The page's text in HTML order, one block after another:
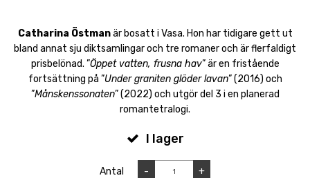
Catharina Östmanär bosatt i Vasa. Hon har tidigare gett ut
bland annat sju diktsamlingar och tre romaner och är flerfaldigt
prisbelönad. ”Öppet vatten, frusna hav” är en fristående
fortsättning på ”Under graniten glöder lavan” (2016) och
”Månskenssonaten” (2022) och utgör del 3 i en planerad
romantetralogi.
I lager
Antal - +